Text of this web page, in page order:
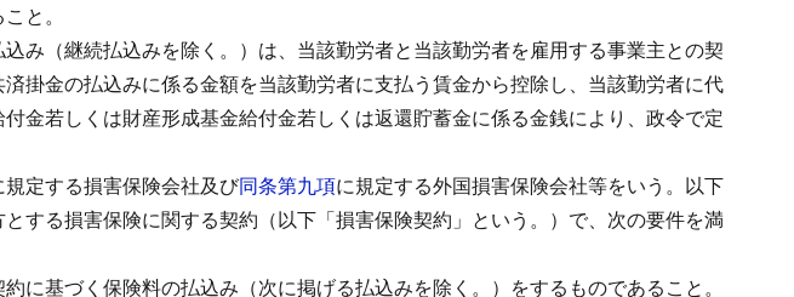
と。
み（継続払込みを除く。）は、当該勤労者と当該勤労者を雇用する事業主との契
掛金の払込みに係る金額を当該勤労者に支払う賃金から控除し、当該勤労者に代
金若しくは財産形成基金給付金若しくは返還貯蓄金に係る金銭により、政令で定
規定する損害保険会社及び同条第九項に規定する外国損害保険会社等をいう。以下
する損害保険に関する契約（以下「損害保険契約」という。）で、次の要件を満
に基づく保険料の払込み（次に掲げる払込みを除く。）をするものであること。